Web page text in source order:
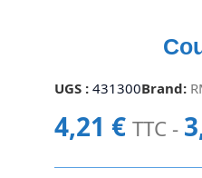
UGS : 431300Brand:
4,21 € TTC -